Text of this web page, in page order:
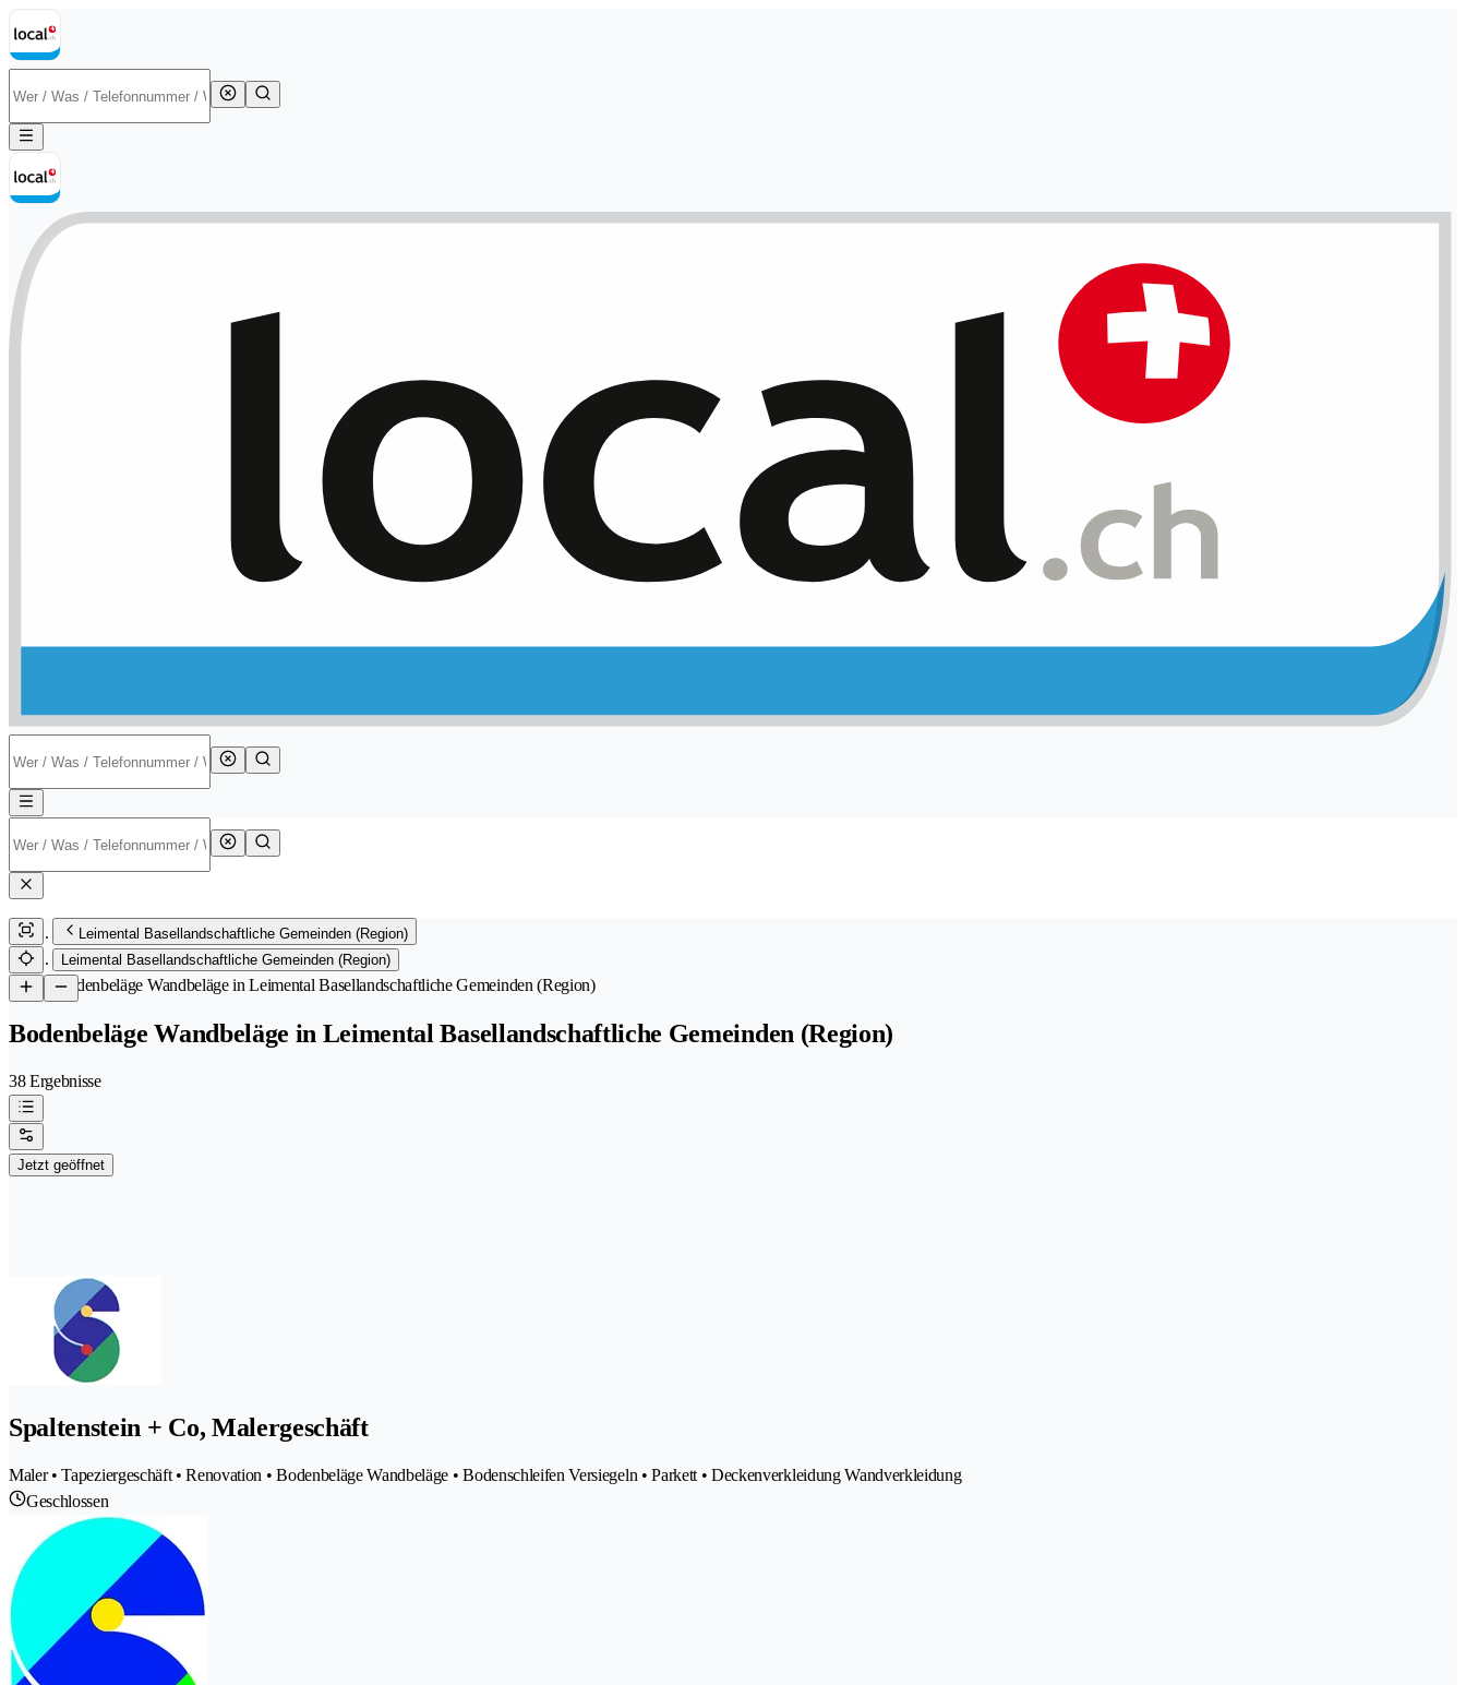
Leimental Basellandschaftliche Gemeinden (Region)
Leimental Basellandschaftliche Gemeinden (Region)
/Bodenbeläge Wandbeläge in Leimental Basellandschaftliche Gemeinden (Region)
Bodenbeläge Wandbeläge in Leimental Basellandschaftliche Gemeinden (Region)
38 Ergebnisse
Jetzt geöffnet
Spaltenstein + Co, Malergeschäft
Maler • Tapeziergeschäft • Renovation • Bodenbeläge Wandbeläge • Bodenschleifen Versiegeln • Parkett • Deckenverkleidung Wandverkleidung
Geschlossen